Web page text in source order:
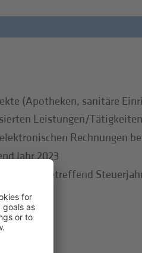
(Apotheken, sanitäre
Leistungen/Tätigkeiten
Rechnungen
Jahr 2023
betreffend